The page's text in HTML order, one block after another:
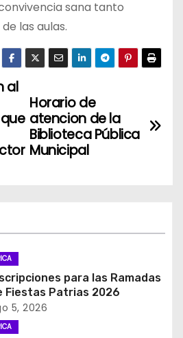
sana tanto
las aulas.
Horario de
atencion de la
Biblioteca Pública
Municipal
al
para las Ramadas
Fiestas Patrias 2026
5, 2026